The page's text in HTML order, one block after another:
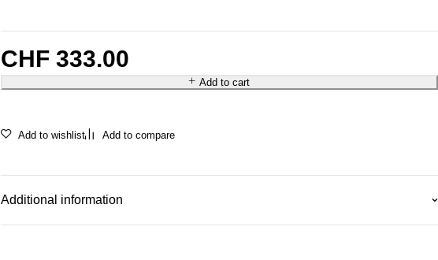
CHF 333.00
Add to cart
Additional information